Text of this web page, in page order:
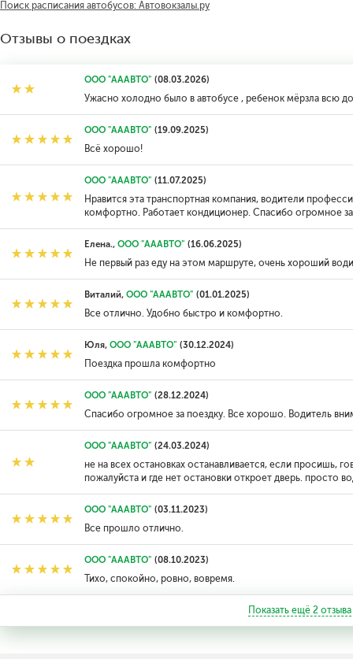
Поиск расписания автобусов: Автовокзалы.ру
Отзывы о поездках
ООО "АААВТО" (08.03.2026)
Ужасно холодно было в автобусе , ребенок мёрзла всю
ООО "АААВТО" (19.09.2025)
Всё хорошо!
ООО "АААВТО" (11.07.2025)
Нравится эта транспортная компания, водители
комфортно. Работает кондиционер. Спасибо огромное
Елена., ООО "АААВТО" (16.06.2025)
Не первый раз еду на этом маршруте, очень хороший
Виталий, ООО "АААВТО" (01.01.2025)
Все отлично. Удобно быстро и комфортно.
Юля, ООО "АААВТО" (30.12.2024)
Поездка прошла комфортно
ООО "АААВТО" (28.12.2024)
Спасибо огромное за поездку. Все хорошо. Водитель
ООО "АААВТО" (24.03.2024)
не на всех остановках останавливается, если просишь,
пожалуйста и где нет остановки откроет дверь. просто
ООО "АААВТО" (03.11.2023)
Все прошло отлично.
ООО "АААВТО" (08.10.2023)
Тихо, спокойно, ровно, вовремя.
Показать ещё 2отзыва